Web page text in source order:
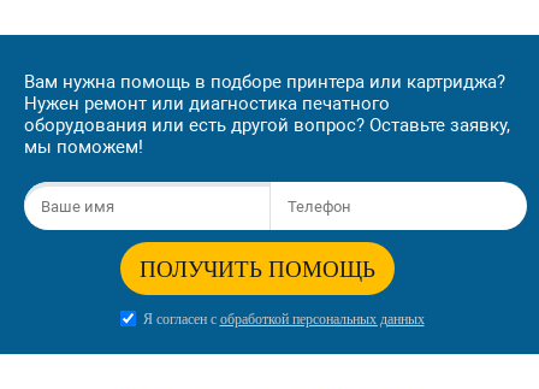
Вам нужна помощь в подборе принтера или картриджа?
Нужен ремонт или диагностика печатного
оборудования или есть другой вопрос? Оставьте заявку,
мы поможем!
ПОЛУЧИТЬ ПОМОЩЬ
Я согласен с обработкой персональных данных